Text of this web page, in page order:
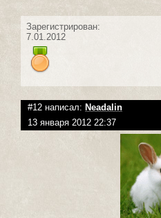
Зарегистрирован:
7.01.2012
#12 написал: Neadalin
13 января 2012 22:37